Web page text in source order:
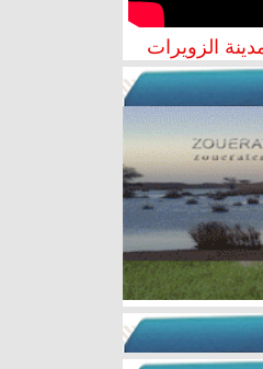
الزويرات